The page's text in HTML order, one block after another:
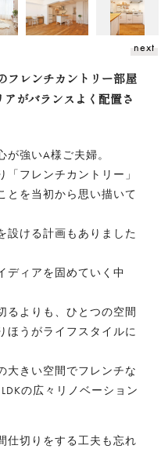
next
フレンチカントリー部屋
がバランスよく配置さ
強いA様ご夫婦。
フレンチカントリー」
とを当初から思い描いて
設ける計画もありました
ディアを固めていく中
るよりも、ひとつの空間
ほうがライフスタイルに
大きい空間でフレンチな
の広々リノベーション
仕切りをする工夫も忘れ